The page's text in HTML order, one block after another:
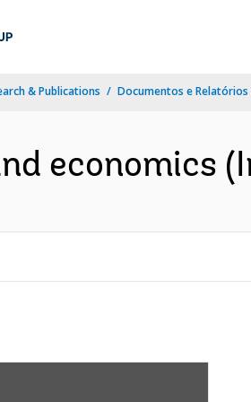
& Publications Documentos e Relatórios
economics